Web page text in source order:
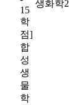
15
학
점]
합
성
생
물
학
생화학2